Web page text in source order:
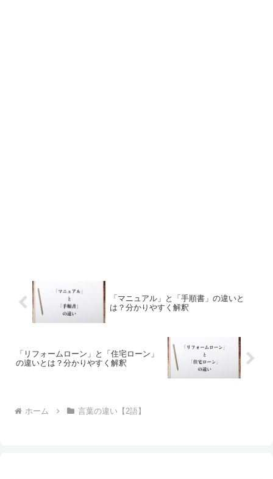
「マニュアル」と「手順書」の違いと
は？分かりやすく解釈
「リフォームローン」と「住宅ローン」
の違いとは？分かりやすく解釈
ホーム 言葉の違い【2語】